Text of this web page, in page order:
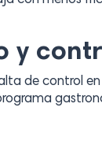
y
de control